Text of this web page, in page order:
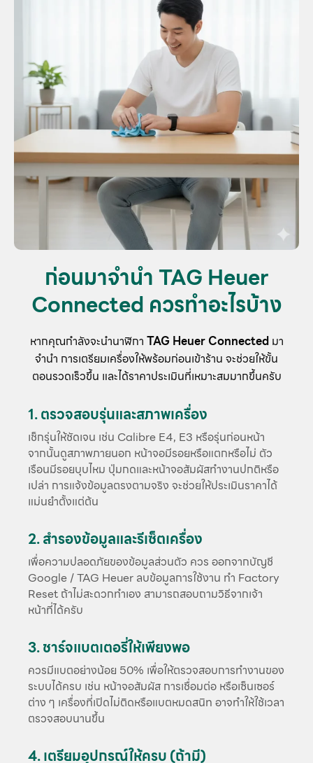
ก่อนมาจำนำ TAG Heuer
Connected ควรทำอะไรบ้าง
หากคุณกำลังจะนำนาฬิกา TAG Heuer Connectedมา
จำนำ การเตรียมเครื่องให้พร้อมก่อนเข้าร้าน จะช่วยให้ขั้น
ตอนรวดเร็วขึ้น และได้ราคาประเมินที่เหมาะสมมากขึ้นครับ
1. ตรวจสอบรุ่นและสภาพเครื่อง
เช็กรุ่นให้ชัดเจน เช่น Calibre E4, E3 หรือรุ่นก่อนหน้า
จากนั้นดูสภาพภายนอก หน้าจอมีรอยหรือแตกหรือไม่ ตัว
เรือนมีรอยบุบไหม ปุ่มกดและหน้าจอสัมผัสทำงานปกติหรือ
เปล่า การแจ้งข้อมูลตรงตามจริง จะช่วยให้ประเมินราคาได้
แม่นยำตั้งแต่ต้น
2. สำรองข้อมูลและรีเซ็ตเครื่อง
เพื่อความปลอดภัยของข้อมูลส่วนตัว ควร ออกจากบัญชี
Google / TAG Heuer ลบข้อมูลการใช้งาน ทำ Factory
Reset ถ้าไม่สะดวกทำเอง สามารถสอบถามวิธีจากเจ้า
หน้าที่ได้ครับ
3. ชาร์จแบตเตอรี่ให้เพียงพอ
ควรมีแบตอย่างน้อย 50% เพื่อให้ตรวจสอบการทำงานของ
ระบบได้ครบ เช่น หน้าจอสัมผัส การเชื่อมต่อ หรือเซ็นเซอร์
ต่าง ๆ เครื่องที่เปิดไม่ติดหรือแบตหมดสนิท อาจทำให้ใช้เวลา
ตรวจสอบนานขึ้น
4. เตรียมอุปกรณ์ให้ครบ (ถ้ามี)